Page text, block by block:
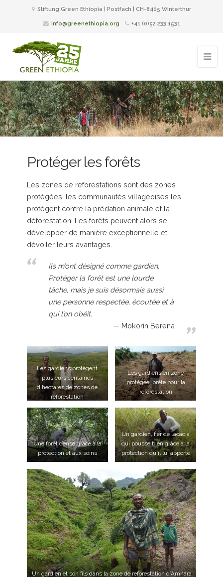
Stiftung Green Ethiopia | Postfach | CH-8405 Winterthur
info@greenethiopia.org +41 (0)52 233 1531
Protéger les forêts
Les zones de reforestations sont des zones
protégées, les communautés villageoises les
protègent contre la prédation animale et la
déforestation. Les forêts peuvent alors se
développer de manière exceptionnelle et
dévoiler leurs avantages.
Ils m’ont désigné comme gardien.
Protéger la forêt est une lourde
tâche, mais je suis désormais aussi
une personne respectée, écoutée et à
qui l’on obéit.
Mokorin Berena
Les gardiens protègent
plusieurs centaines
d’hectares de zones de
reforestation
Les gardiens en zone
protégée, prête pour la
reforestation
Une forêt dense grâce à la
protection et aux soins
Un gardien, fier de l’acacia
qui pousse bien grâce à la
protection qu’il lui apporte
Un gardien et son fils dans la zone de reforestation d’Amhara